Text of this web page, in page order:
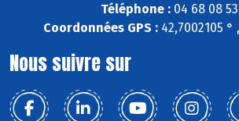
Téléphone :04 68 08 53
Coordonnées GPS :42,7002105 °
Nous suivre sur